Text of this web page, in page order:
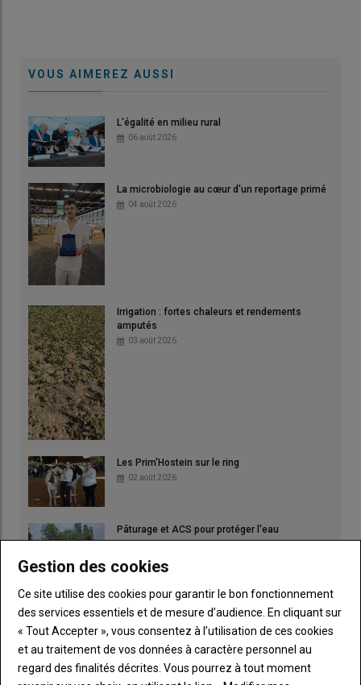
VOUS AIMEREZ AUSSI
L'égalité en milieu rural
06 août 2026
La microbiologie au cœur d'un reportage primé
04 août 2026
Irrigation : fortes chaleurs et rendements
amputés
03 août 2026
Les Prim'Hostein sur le ring
02 août 2026
Pâturage et ACS pour protéger l'eau
Gestion des cookies
Ce site utilise des cookies pour garantir le bon fonctionnement
des services essentiels et de mesure d’audience. En cliquant sur
« Tout Accepter », vous consentez à l’utilisation de ces cookies
et au traitement de vos données à caractère personnel au
regard des finalités décrites. Vous pourrez à tout moment